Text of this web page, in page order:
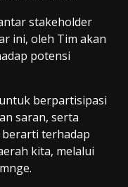
stakeholder
ini, oleh Tim akan
potensi
berpartisipasi
saran, serta
terhadap
kita, melalui